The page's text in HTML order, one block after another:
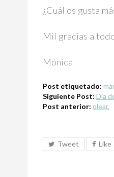
¿Cuál os gusta
Mil gracias a
Mónica
Post etiquetado: mar
Siguiente Post: Día
Post anterior: olear.
Tweet Like